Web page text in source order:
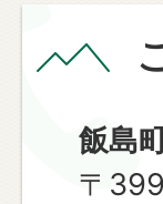
飯島
〒